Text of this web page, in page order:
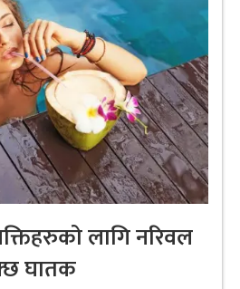
लागि नरिवल
घातक